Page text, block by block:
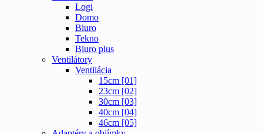
Logi
Domo
Biuro
Tekno
Biuro plus
Ventilátory
Ventilácia
15cm [01]
23cm [02]
30cm [03]
40cm [04]
46cm [05]